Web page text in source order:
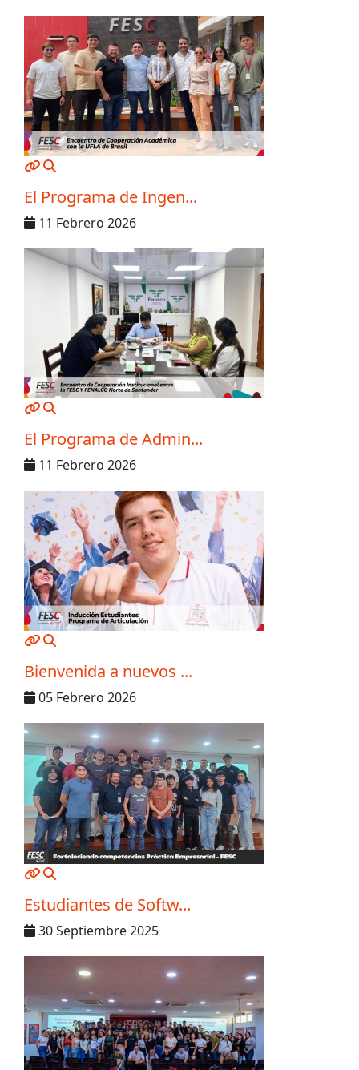
MOD_JTCS_VIEW_ARTICLE_LINK
El Programa de Ingen...
11 Febrero 2026
MOD_JTCS_VIEW_ARTICLE_LINK
El Programa de Admin...
11 Febrero 2026
MOD_JTCS_VIEW_ARTICLE_LINK
Bienvenida a nuevos ...
05 Febrero 2026
MOD_JTCS_VIEW_ARTICLE_LINK
Estudiantes de Softw...
30 Septiembre 2025